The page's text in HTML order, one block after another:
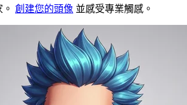
創建您的頭像 並感受專業觸感。